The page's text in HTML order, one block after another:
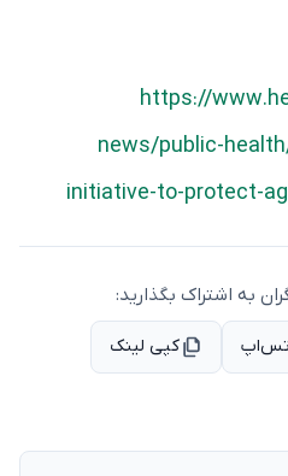
https://
news/public-
initiative-to-protect-
به اشتراک بگذارید:
کپی لینک